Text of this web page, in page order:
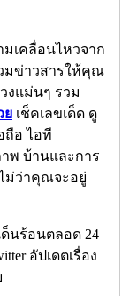
เคลื่อนไหวจาก
มข่าวสารให้คุณ
งแม่นๆ รวม
ย เช็คเลขเด็ด ดู
ถือ ไอที
พ บ้านและการ
ม่ว่าคุณจะอยู่
นร้อนตลอด 24
อัปเดตเรื่อง